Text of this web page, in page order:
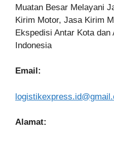
Muatan Besar Melayani
Kirim Motor, Jasa Kirim
Ekspedisi Antar Kota dan
Indonesia
Email:
Alamat: